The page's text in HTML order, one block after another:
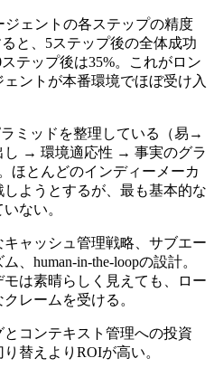
ェントの各ステップの精度
と、5ステップ後の全体成功
テップ後は35%。これがロン
ントが本番環境でほぼ受け入
ミッドを整理している（易→
し → 環境適応性 → 事実のグラ
ほとんどのインディーメーカ
ようとするが、最も基本的な
ない。
ャッシュ管理戦略、サブエー
、human-in-the-loopの設計。
は素晴らしく見えても、ロー
レームを受ける。
コンテキスト管理への投資
替えよりROIが高い。